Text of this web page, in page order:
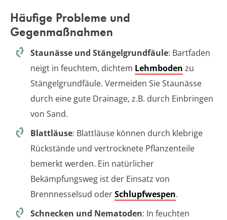
Häufige Probleme und
Gegenmaßnahmen
Staunässe und Stängelgrundfäule: Bartfaden
neigt in feuchtem, dichtem Lehmboden zu
Stängelgrundfäule. Vermeiden Sie Staunässe
durch eine gute Drainage, z.B. durch Einbringen
von Sand.
Blattläuse: Blattläuse können durch klebrige
Rückstände und vertrocknete Pflanzenteile
bemerkt werden. Ein natürlicher
Bekämpfungsweg ist der Einsatz von
Brennnesselsud oderSchlupfwespen.
Schnecken und Nematoden: In feuchten